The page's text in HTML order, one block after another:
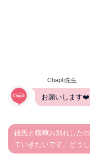
Chapli先生
お願いします❤️
彼氏と喧嘩お別れした
ていきたいです。どう